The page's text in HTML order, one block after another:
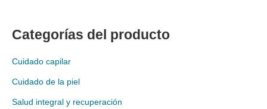
Categorías del producto
Cuidado capilar
Cuidado de la piel
Salud integral y recuperación